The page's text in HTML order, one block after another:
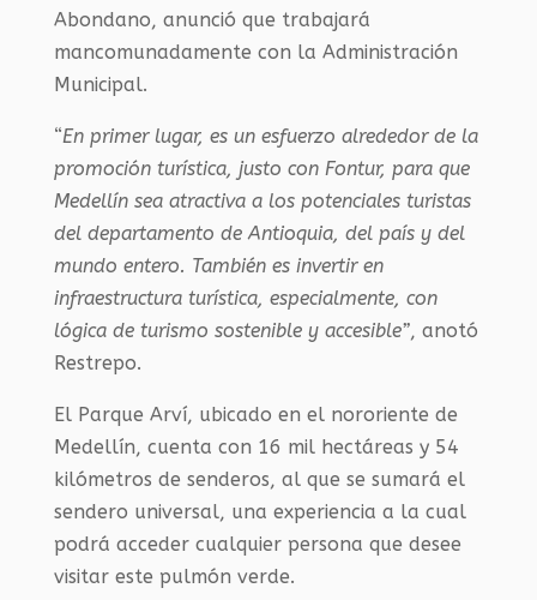
Abondano, anunció que trabajará
mancomunadamente con la Administración
Municipal.
“En primer lugar, es un esfuerzo alrededor de la
promoción turística, justo con Fontur, para que
Medellín sea atractiva a los potenciales turistas
del departamento de Antioquia, del país y del
mundo entero. También es invertir en
infraestructura turística, especialmente, con
lógica de turismo sostenible y accesible”, anotó
Restrepo.
El Parque Arví, ubicado en el nororiente de
Medellín, cuenta con 16 mil hectáreas y 54
kilómetros de senderos, al que se sumará el
sendero universal, una experiencia a la cual
podrá acceder cualquier persona que desee
visitar este pulmón verde.